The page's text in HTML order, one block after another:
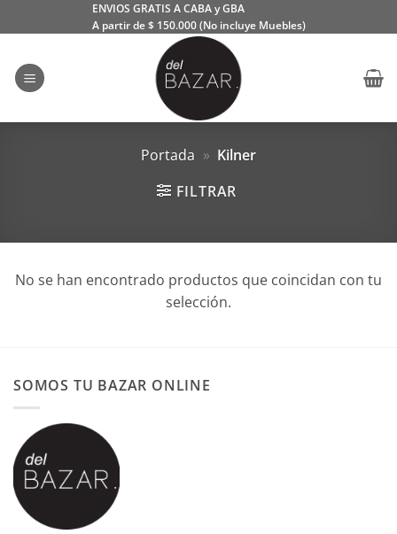
al
ENVIOS GRATIS A CABA y GBA
A partir de $ 150.000 (No incluye Muebles)
Portada » Kilner
FILTRAR
No se han encontrado productos que coincidan con tu
selección.
SOMOS TU BAZAR ONLINE